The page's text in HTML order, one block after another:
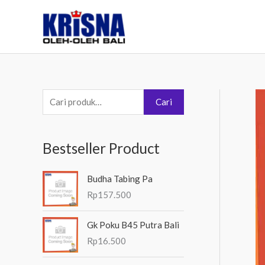
e
c
a
i
a
u
Cari
Bestseller Product
Budha Tabing Pa
Rp157.500
Gk Poku B45 Putra Bali
Rp16.500